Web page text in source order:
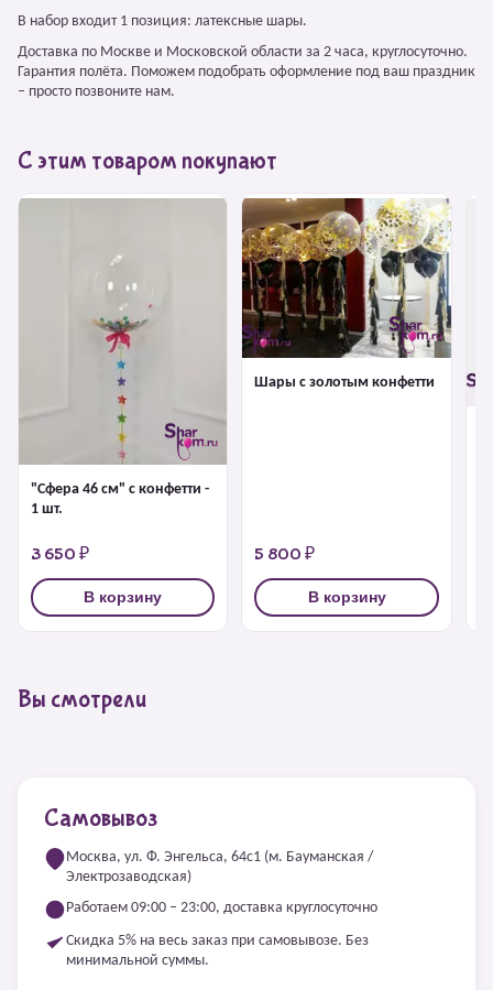
В набор входит 1 позиция: латексные шары.
Доставка по Москве и Московской области за 2 часа, круглосуточно.
Гарантия полёта. Поможем подобрать оформление под ваш праздник
– просто позвоните нам.
С этим товаром покупают
"Сфера 46 см" с конфетти -
1 шт.
3 650 ₽
В корзину
Шары с золотым конфетти
5 800 ₽
В корзину
Вы смотрели
Самовывоз
Москва, ул. Ф. Энгельса, 64с1 (м. Бауманская /
Электрозаводская)
Работаем 09:00 – 23:00, доставка круглосуточно
Скидка 5% на весь заказ при самовывозе. Без
минимальной суммы.